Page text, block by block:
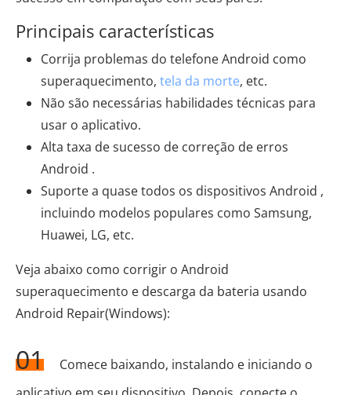
Principais características
Corrija problemas do telefone Android como
superaquecimento, tela da morte, etc.
Não são necessárias habilidades técnicas para
usar o aplicativo.
Alta taxa de sucesso de correção de erros
Android .
Suporte a quase todos os dispositivos Android ,
incluindo modelos populares como Samsung,
Huawei, LG, etc.
Veja abaixo como corrigir o Android
superaquecimento e descarga da bateria usando
Android Repair(Windows):
01
Comece baixando, instalando e iniciando o